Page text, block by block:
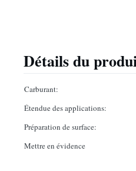
Détails du
Carburant:
Étendue des applications:
Préparation de surface:
Mettre en évidence